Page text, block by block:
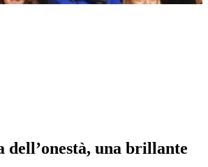
una brillante